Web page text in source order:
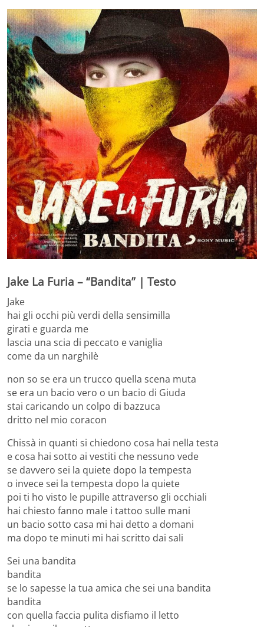
Jake La Furia – “Bandita” | Testo
Jake
hai gli occhi più verdi della sensimilla
girati e guarda me
lascia una scia di peccato e vaniglia
come da un narghilè
non so se era un trucco quella scena muta
se era un bacio vero o un bacio di Giuda
stai caricando un colpo di bazzuca
dritto nel mio coracon
Chissà in quanti si chiedono cosa hai nella testa
e cosa hai sotto ai vestiti che nessuno vede
se davvero sei la quiete dopo la tempesta
o invece sei la tempesta dopo la quiete
poi ti ho visto le pupille attraverso gli occhiali
hai chiesto fanno male i tattoo sulle mani
un bacio sotto casa mi hai detto a domani
ma dopo te minuti mi hai scritto dai sali
Sei una bandita
bandita
se lo sapesse la tua amica che sei una bandita
bandita
con quella faccia pulita disfiamo il letto